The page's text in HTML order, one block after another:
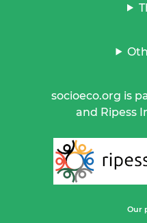
socioeco.org is
and Ripess
Our